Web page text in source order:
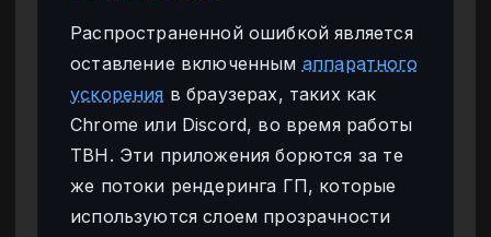
Распространенной ошибкой является
оставление включенным аппаратного
ускорения в браузерах, таких как
Chrome или Discord, во время работы
TBH. Эти приложения борются за те
же потоки рендеринга ГП, которые
используются слоем прозрачности